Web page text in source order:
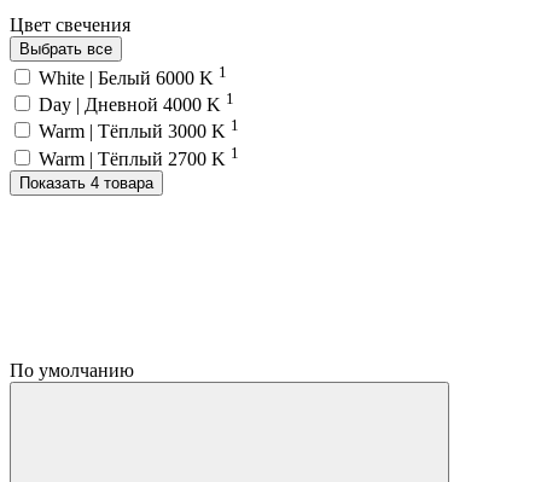
Цвет свечения
Выбрать все
White | Белый 6000 K 1
Day | Дневной 4000 K 1
Warm | Тёплый 3000 K 1
Warm | Тёплый 2700 K 1
Показать 4 товара
По умолчанию